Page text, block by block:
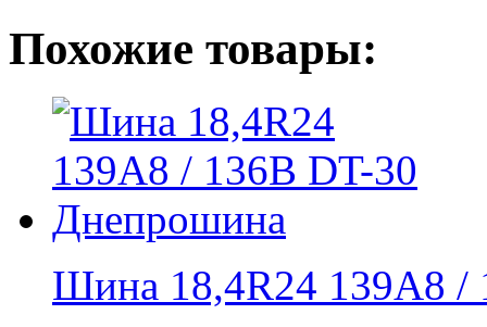
Похожие товары:
Шина 18,4R24 139А8 /